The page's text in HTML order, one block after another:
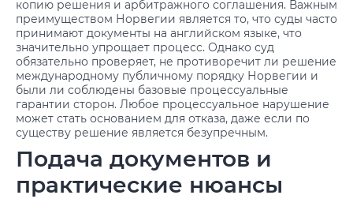
копию решения и арбитражного соглашения. Важным
преимуществом Норвегии является то, что суды часто
принимают документы на английском языке, что
значительно упрощает процесс. Однако суд
обязательно проверяет, не противоречит ли решение
международному публичному порядку Норвегии и
были ли соблюдены базовые процессуальные
гарантии сторон. Любое процессуальное нарушение
может стать основанием для отказа, даже если по
существу решение является безупречным.
Подача документов и
практические нюансы